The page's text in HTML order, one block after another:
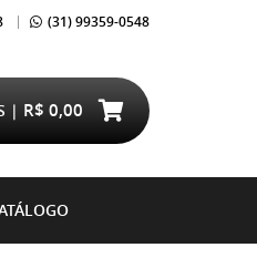
(31)99359-0548
R$ 0,00